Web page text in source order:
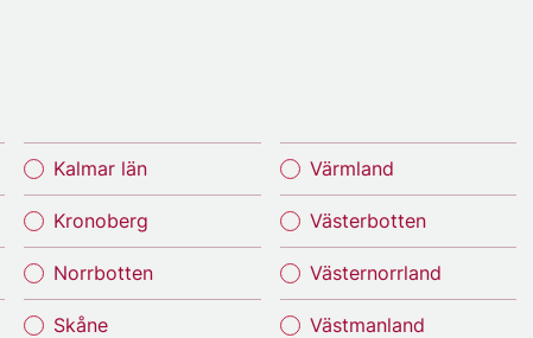
Kalmar län
Kronoberg
Norrbotten
Skåne
Värmland
Västerbotten
Västernorrland
Västmanland